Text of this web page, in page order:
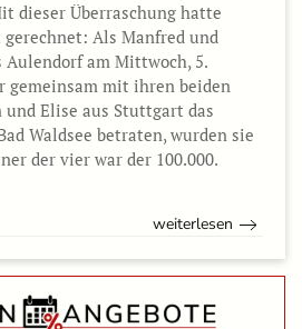
dieser Überraschung hatte
Als Manfred und
Aulendorf am Mittwoch, 5.
gemeinsam mit ihren beiden
Elise aus Stuttgart das
Waldsee betraten, wurden sie
der vier war der 100.000.
weiterlesen